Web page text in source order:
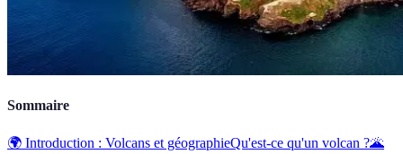
Sommaire
🌍 Introduction : Volcans et géographieQu'est-ce qu'un volcan ?🌋